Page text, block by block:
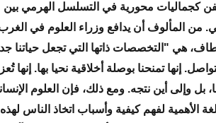
كجماليات محورية في التسلسل الهرمي بين
من المألوف أن يدافع وزراء العلوم في
هي "التخصصات ذاتها التي تجعل حياتنا
إنها تمنحنا بوصلة أخلاقية نحيا بها. إنها
بل وإلى أين نتجه. ومع ذلك، فإن العلوم
الأهمية لفهم كيفية وأسباب اتخاذ الناس لهذه